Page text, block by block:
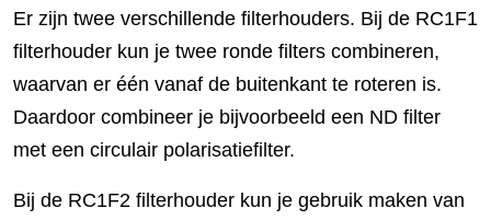
Er zijn twee verschillende filterhouders. Bij de RC1F1
filterhouder kun je twee ronde filters combineren,
waarvan er één vanaf de buitenkant te roteren is.
Daardoor combineer je bijvoorbeeld een ND filter
met een circulair polarisatiefilter.
Bij de RC1F2 filterhouder kun je gebruik maken van